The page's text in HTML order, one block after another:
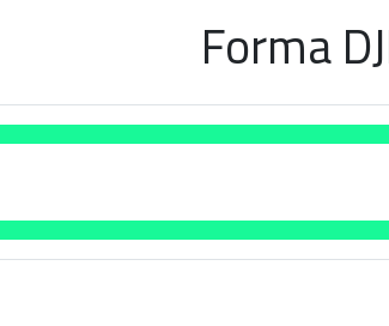
Forma